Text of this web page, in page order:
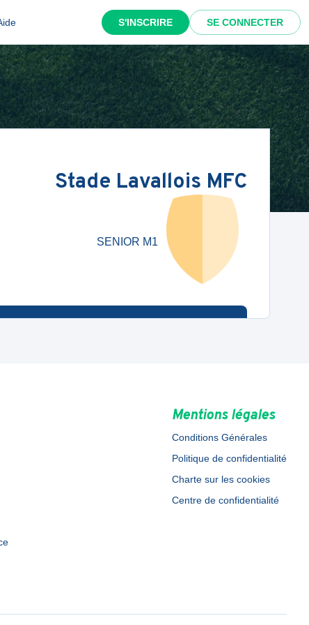
S'INSCRIRE SE CONNECTER
Stade Lavallois MFC
SENIOR M1
Mentions légales
Conditions Générales
Politique de confidentialité
Charte sur les cookies
Centre de confidentialité